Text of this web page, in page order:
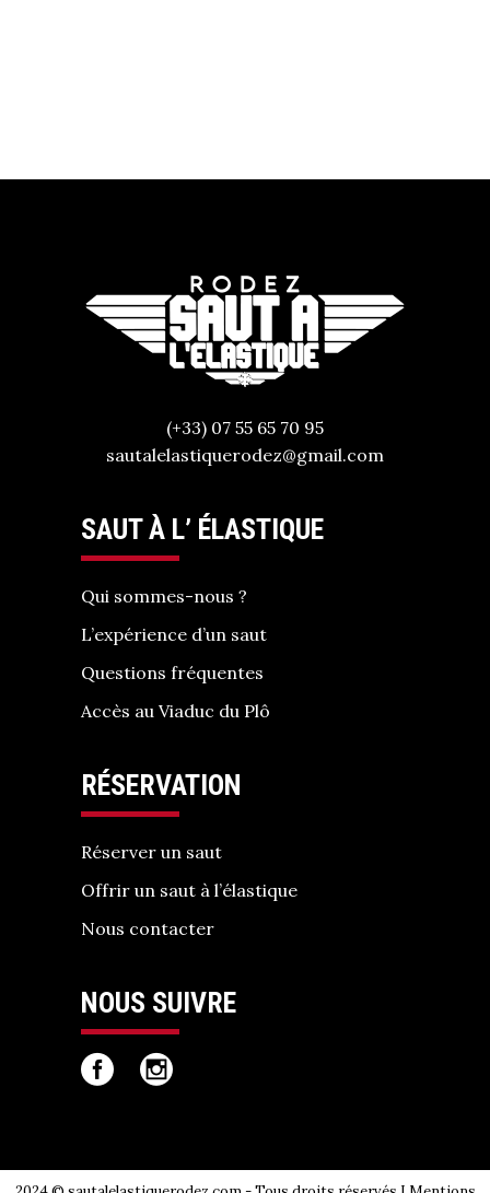
(+33) 07 55 65 70 95
sautalelastiquerodez@gmail.com
SAUT À L’ ÉLASTIQUE
Qui sommes-nous ?
L’expérience d’un saut
Questions fréquentes
Accès au Viaduc du Plô
RÉSERVATION
Réserver un saut
Offrir un saut à l’élastique
Nous contacter
NOUS SUIVRE